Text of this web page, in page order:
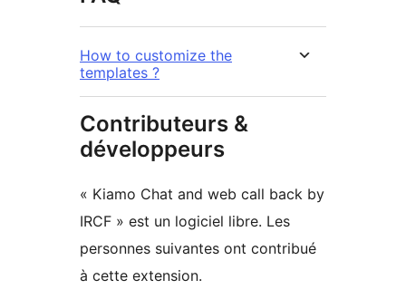
How to customize the
templates ?
Contributeurs &
développeurs
« Kiamo Chat and web call back by
IRCF » est un logiciel libre. Les
personnes suivantes ont contribué
à cette extension.